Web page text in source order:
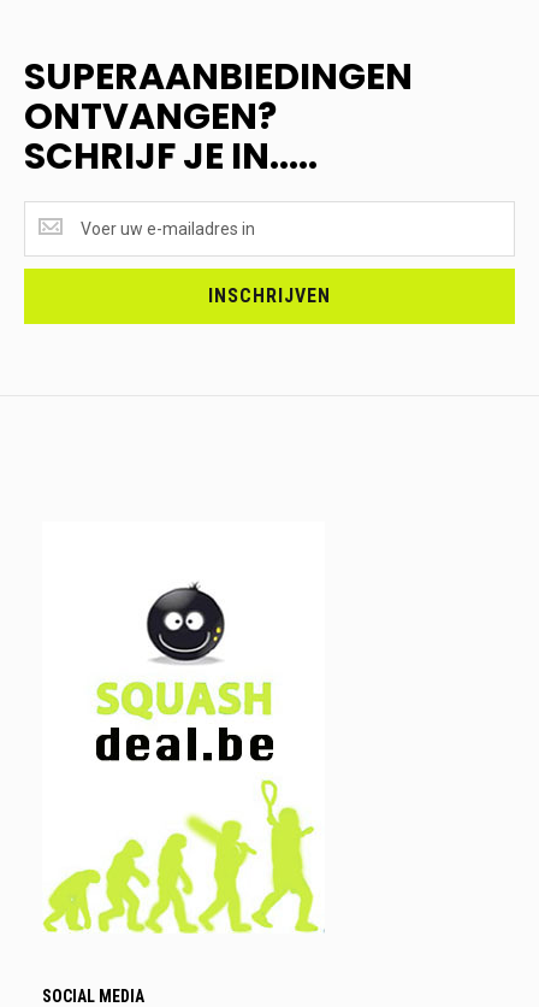
SUPERAANBIEDINGEN
ONTVANGEN?
SCHRIJF JE IN.....
ONTVANGEN?
<br>SCHRIJF
INSCHRIJVEN
SOCIAL MEDIA